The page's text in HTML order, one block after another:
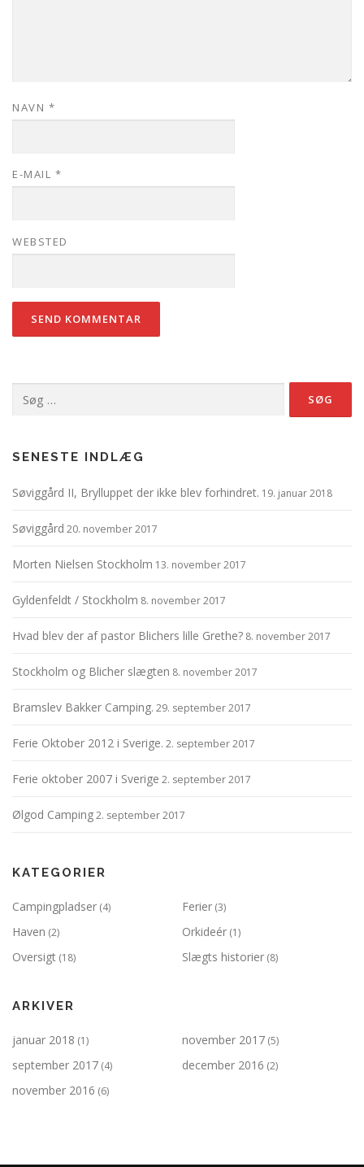
NAVN *
E-MAIL *
WEBSTED
efter:
SENESTE INDLÆG
Søviggård II, Brylluppet der ikke blev forhindret. 19. januar 2018
Søviggård 20. november 2017
Morten Nielsen Stockholm 13. november 2017
Gyldenfeldt / Stockholm 8. november 2017
Hvad blev der af pastor Blichers lille Grethe? 8. november 2017
Stockholm og Blicher slægten 8. november 2017
Bramslev Bakker Camping. 29. september 2017
Ferie Oktober 2012 i Sverige. 2. september 2017
Ferie oktober 2007 i Sverige 2. september 2017
Ølgod Camping2. september 2017
KATEGORIER
Campingpladser (4) Ferier (3)
Haven (2) Orkideér (1)
Oversigt (18) Slægts historier (8)
ARKIVER
januar 2018 (1) november 2017 (5)
september 2017 (4) december 2016 (2)
november 2016 (6)